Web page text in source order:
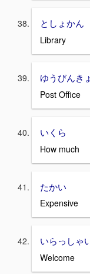
としょかん
Library
ゆうびんき
Post Office
いくら
How much
たかい
Expensive
いらっしゃ
Welcome